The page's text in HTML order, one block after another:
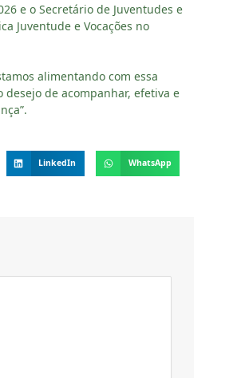
e o Secretário de Juventudes e
Juventude e Vocações no
alimentando com essa
de acompanhar, efetiva e
LinkedIn WhatsApp